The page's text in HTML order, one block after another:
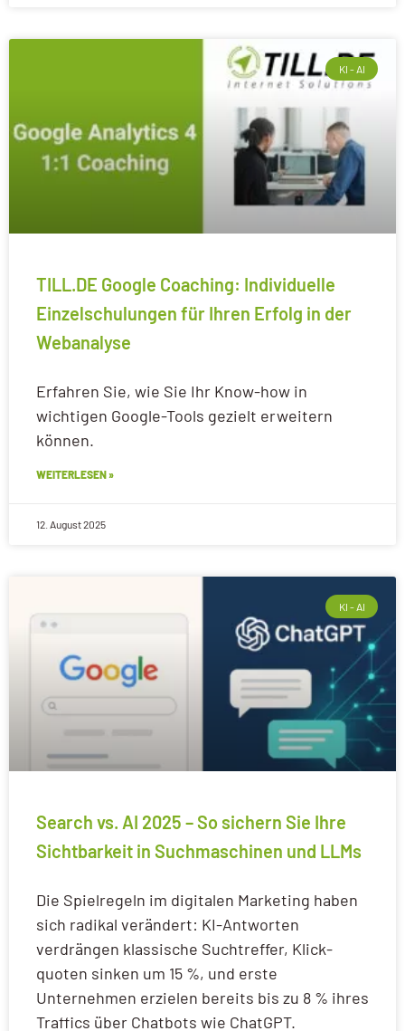
KI - AI
TILL.DE Google Coaching: Individuelle
Einzelschulungen für Ihren Erfolg in der
Webanalyse
Erfahren Sie, wie Sie Ihr Know-how in
wichtigen Google-Tools gezielt erweitern
können.
WEITERLESEN »
12. August 2025
KI - AI
Search vs. AI 2025 – So sichern Sie Ihre
Sichtbarkeit in Suchmaschinen und LLMs
Die Spielregeln im digitalen Marketing haben
sich radikal verändert: KI-Antworten
verdrängen klassische Suchtreffer, Klick­
quoten sinken um 15 %, und erste
Unternehmen erzielen bereits bis zu 8 % ihres
Traffics über Chatbots wie ChatGPT.